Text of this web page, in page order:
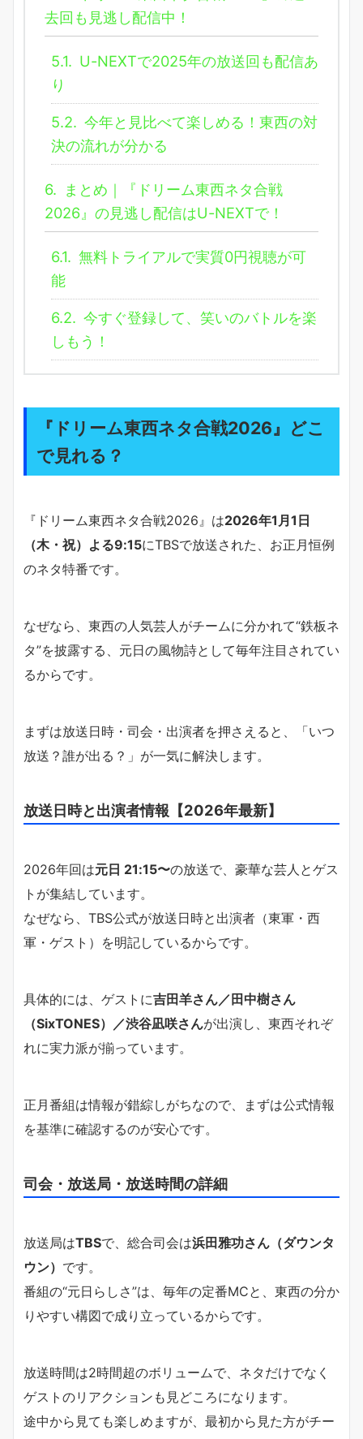
去回も見逃し配信中！
5.1. U-NEXTで2025年の放送回も配信あ
り
5.2. 今年と見比べて楽しめる！東西の対
決の流れが分かる
6.
まとめ｜『ドリーム東西ネタ合戦
2026』の見逃し配信はU-NEXTで！
6.1. 無料トライアルで実質0円視聴が可
能
6.2. 今すぐ登録して、笑いのバトルを楽
しもう！
『ドリーム東西ネタ合戦2026』どこ
で見れる？
『ドリーム東西ネタ合戦2026』は2026年1月1日
（木・祝）よる9:15にTBSで放送された、お正月恒例
のネタ特番です。
なぜなら、東西の人気芸人がチームに分かれて“鉄板ネ
タ”を披露する、元日の風物詩として毎年注目されてい
るからです。
まずは放送日時・司会・出演者を押さえると、「いつ
放送？誰が出る？」が一気に解決します。
放送日時と出演者情報【2026年最新】
2026年回は元日 21:15〜の放送で、豪華な芸人とゲス
トが集結しています。
なぜなら、TBS公式が放送日時と出演者（東軍・西
軍・ゲスト）を明記しているからです。
具体的には、ゲストに吉田羊さん／田中樹さん
（SixTONES）／渋谷凪咲さんが出演し、東西それぞ
れに実力派が揃っています。
正月番組は情報が錯綜しがちなので、まずは公式情報
を基準に確認するのが安心です。
司会・放送局・放送時間の詳細
放送局はTBSで、総合司会は浜田雅功さん（ダウンタ
ウン） です。
番組の“元日らしさ”は、毎年の定番MCと、東西の分か
りやすい構図で成り立っているからです。
放送時間は2時間超のボリュームで、ネタだけでなく
ゲストのリアクションも見どころになります。
途中から見ても楽しめますが、最初から見た方がチー